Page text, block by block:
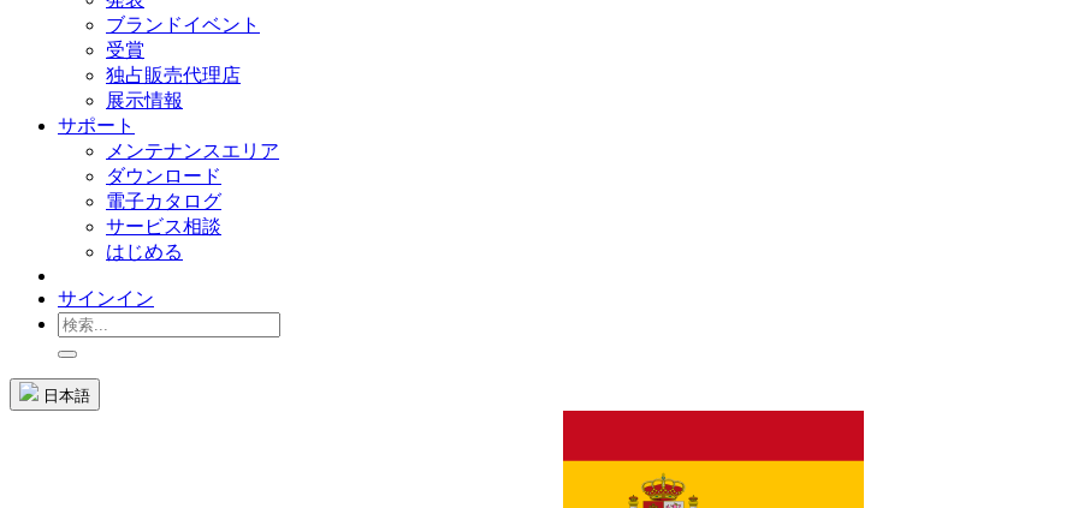
ブランドイベント
受賞
独占販売代理店
展示情報
サポート
メンテナンスエリア
ダウンロード
電子カタログ
サービス相談
はじめる
サインイン
日本語